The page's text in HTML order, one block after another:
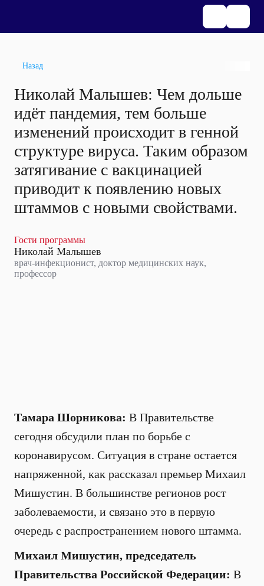
Назад
Николай Малышев: Чем дольше
идёт пандемия, тем больше
изменений происходит в генной
структуре вируса. Таким образом
затягивание с вакцинацией
приводит к появлению новых
штаммов с новыми свойствами.
Гости программы
Николай Малышев
врач-инфекционист, доктор медицинских наук,
профессор
Тамара Шорникова: В Правительстве
сегодня обсудили план по борьбе с
коронавирусом. Ситуация в стране остается
напряженной, как рассказал премьер Михаил
Мишустин. В большинстве регионов рост
заболеваемости, и связано это в первую
очередь с распространением нового штамма.
Михаил Мишустин, председатель
Правительства Российской Федерации: В